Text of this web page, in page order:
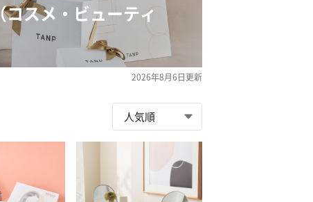
スメ・ビューティ
2026年8月6日更新